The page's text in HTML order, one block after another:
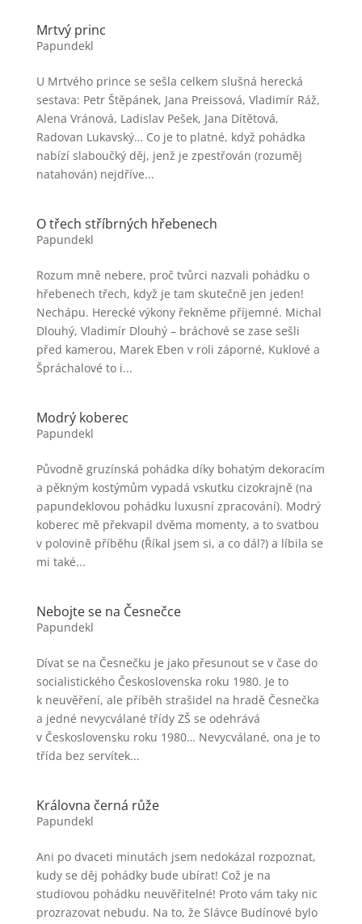
Mrtvý princ
Papundekl
U Mrtvého prince se sešla celkem slušná herecká
sestava: Petr Štěpánek, Jana Preissová, Vladimír Ráž,
Alena Vránová, Ladislav Pešek, Jana Dítětová,
Radovan Lukavský… Co je to platné, když pohádka
nabízí slaboučký děj, jenž je zpestřován (rozuměj
natahován) nejdříve...
O třech stříbrných hřebenech
Papundekl
Rozum mně nebere, proč tvůrci nazvali pohádku o
hřebenech třech, když je tam skutečně jen jeden!
Nechápu. Herecké výkony řekněme příjemné. Michal
Dlouhý, Vladimír Dlouhý – bráchové se zase sešli
před kamerou, Marek Eben v roli záporné, Kuklové a
Špráchalové to i...
Modrý koberec
Papundekl
Původně gruzínská pohádka díky bohatým dekoracím
a pěkným kostýmům vypadá vskutku cizokrajně (na
papundeklovou pohádku luxusní zpracování). Modrý
koberec mě překvapil dvěma momenty, a to svatbou
v polovině příběhu (Říkal jsem si, a co dál?) a líbila se
mi také...
Nebojte se na Česnečce
Papundekl
Dívat se na Česnečku je jako přesunout se v čase do
socialistického Československa roku 1980. Je to
k neuvěření, ale příběh strašidel na hradě Česnečka
a jedné nevycválané třídy ZŠ se odehrává
v Československu roku 1980… Nevycválané, ona je to
třída bez servítek...
Královna černá růže
Papundekl
Ani po dvaceti minutách jsem nedokázal rozpoznat,
kudy se děj pohádky bude ubírat! Což je na
studiovou pohádku neuvěřitelné! Proto vám taky nic
prozrazovat nebudu. Na to, že Slávce Budínové bylo